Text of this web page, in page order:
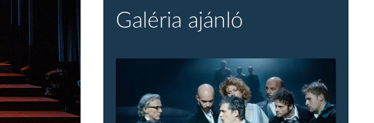
Galéria ajánló